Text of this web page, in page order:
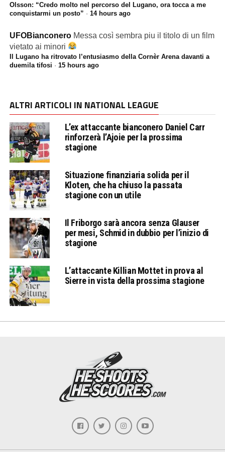
Olsson: “Credo molto nel percorso del Lugano, ora tocca a me
conquistarmi un posto” · 14 hours ago
UFOBianconero Messa così sembra piu il titolo di un film
vietato ai minori
Il Lugano ha ritrovato l’entusiasmo della Cornèr Arena davanti a
duemila tifosi · 15 hours ago
ALTRI ARTICOLI IN NATIONAL LEAGUE
L’ex attaccante bianconero Daniel Carr
rinforzerà l’Ajoie per la prossima
stagione
Situazione finanziaria solida per il
Kloten, che ha chiuso la passata
stagione con un utile
Il Friborgo sarà ancora senza Glauser
per mesi, Schmid in dubbio per l’inizio di
stagione
L’attaccante Killian Mottet in prova al
Sierre in vista della prossima stagione